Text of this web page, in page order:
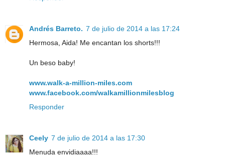
Andrés Barreto. 7 de julio de 2014 a las 17:24
Hermosa, Aida! Me encantan los shorts!!!
Un beso baby!
www.walk-a-million-miles.com
www.facebook.com/walkamillionmilesblog
Responder
Ceely 7 de julio de 2014 a las 17:30
Menuda envidiaaaa!!!